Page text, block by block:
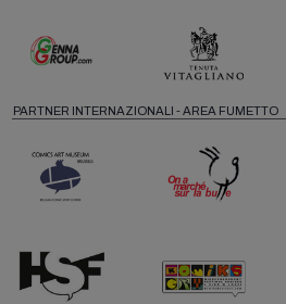
PARTNER INTERNAZIONALI - AREA FUMETTO